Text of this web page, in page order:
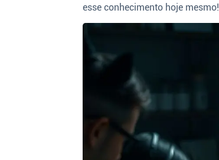
esse conhecimento hoje mesmo!